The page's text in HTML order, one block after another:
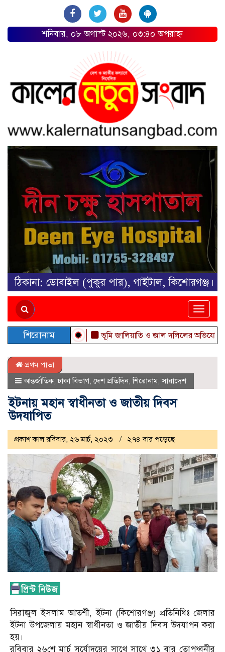
শনিবার, ০৮ অগাস্ট ২০২৬, ০৩:৪০ অপরাহ্ন
Toggle
শিরোনাম ভূমি জালিয়াতি ও জাল দলিলের অভিযোগ,
প্রথম পাতা
আন্তর্জাতিক,ঢাকা বিভাগ, দেশ প্রতিদিন,শিরোনাম,সারাদেশ
ইটনায় মহান স্বাধীনতা ও জাতীয় দিবস
উদযাপিত
প্রকাশ কাল রবিবার, ২৬ মার্চ, ২০২৩ ২৭৪ বার পড়েছে
সিরাজুল ইসলাম আতশী, ইটনা (কিশোরগঞ্জ) প্রতিনিধিঃ জেলার
ইটনা উপজেলায় মহান স্বাধীনতা ও জাতীয় দিবস উদযাপন করা
হয়।
রবিবার ২৬শে মার্চ সূর্যোদয়ের সাথে সাথে ৩১ বার তোপধ্বনীর